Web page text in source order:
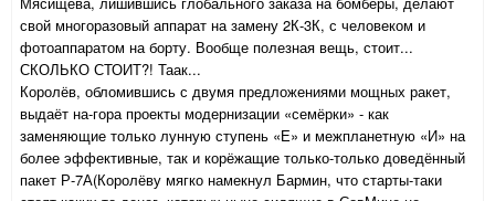
свой многоразовый аппарат на замену 2К-3К, с человеком и
фотоаппаратом на борту. Вообще полезная вещь, стоит...
СКОЛЬКО СТОИТ?! Таак...
Королёв, обломившись с двумя предложениями мощных ракет,
выдаёт на-гора проекты модернизации «семёрки» - как
заменяющие только лунную ступень «Е» и межпланетную «И» на
более эффективные, так и корёжащие только-только доведённый
пакет Р-7А(Королёву мягко намекнул Бармин, что старты-таки